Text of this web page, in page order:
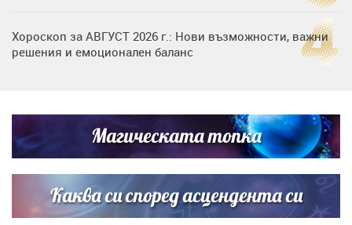
Хороскоп за АВГУСТ 2026 г.: Нови възможности, важни
решения и емоционален баланс
си деца на семейна морска приказка
Звездна ваканция в Майорка: Дженифър Анистън,
Кортни Кокс и Джим Къртис заедно на яхта
Магическата топка
Каква си според асцендента си